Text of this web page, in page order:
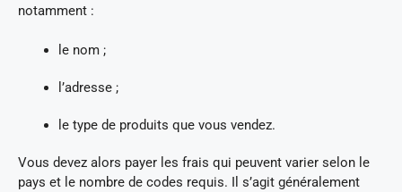
notamment :
le nom ;
l’adresse ;
le type de produits que vous vendez.
Vous devez alors payer les frais qui peuvent varier selon le
pays et le nombre de codes requis. Il s’agit généralement